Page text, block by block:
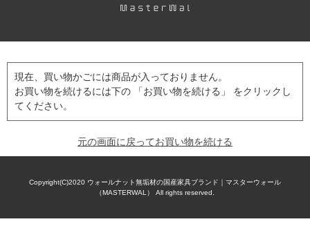
現在、買い物かごには商品が入っておりません。
お買い物を続けるには下の 「お買い物を続ける」 をクリックし
てください。
元の画面に戻ってお買い物を続ける
Copyright(C)2020 ウォールナット無垢材の国産家具ブランド｜マスターウォール
（MASTERWAL） All rights reserved.